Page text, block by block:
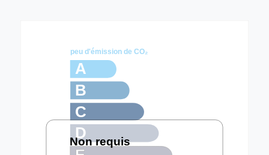
A
B
C
D
peu d'émission de CO₂
Non requis